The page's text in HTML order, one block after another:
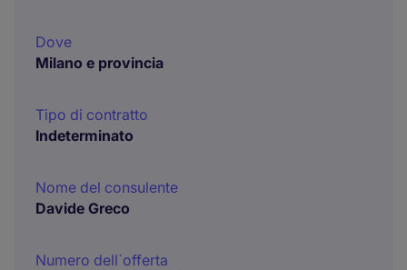
Dove
Milano e provincia
Tipo di contratto
Indeterminato
Nome del consulente
Davide Greco
Numero dell´offerta